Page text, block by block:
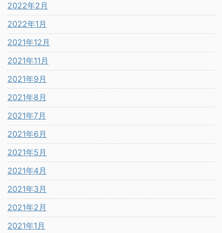
2022年2月
2022年1月
2021年12月
2021年11月
2021年9月
2021年8月
2021年7月
2021年6月
2021年5月
2021年4月
2021年3月
2021年2月
2021年1月